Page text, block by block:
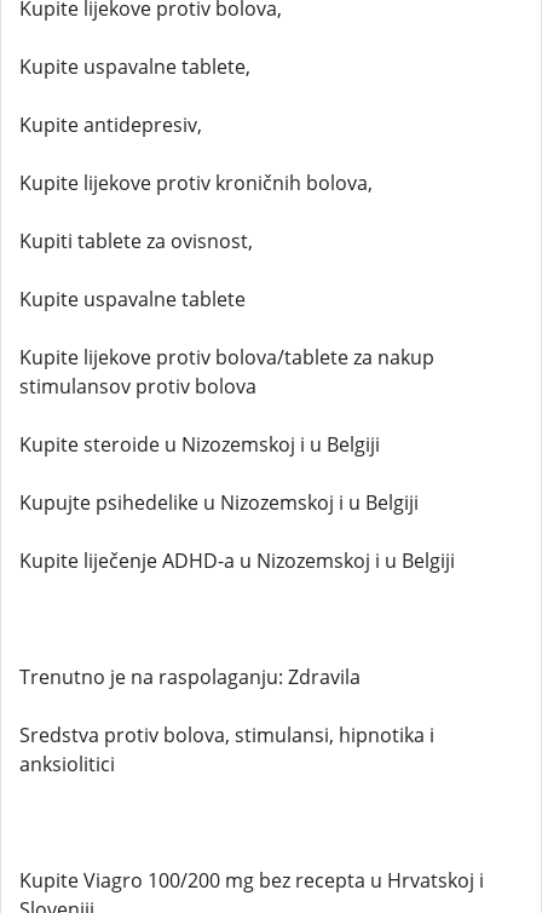
Kupite lijekove protiv bolova,
Kupite uspavalne tablete,
Kupite antidepresiv,
Kupite lijekove protiv kroničnih bolova,
Kupiti tablete za ovisnost,
Kupite uspavalne tablete
Kupite lijekove protiv bolova/tablete za nakup
stimulansov protiv bolova
Kupite steroide u Nizozemskoj i u Belgiji
Kupujte psihedelike u Nizozemskoj i u Belgiji
Kupite liječenje ADHD-a u Nizozemskoj i u Belgiji
Trenutno je na raspolaganju: Zdravila
Sredstva protiv bolova, stimulansi, hipnotika i
anksiolitici
Kupite Viagro 100/200 mg bez recepta u Hrvatskoj i